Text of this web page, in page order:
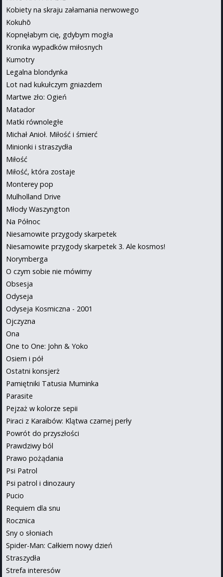
Kobiety na skraju załamania nerwowego
Kokuhō
Kopnęłabym cię, gdybym mogła
Kronika wypadków miłosnych
Kumotry
Legalna blondynka
Lot nad kukułczym gniazdem
Martwe zło: Ogień
Matador
Matki równoległe
Michał Anioł. Miłość i śmierć
Minionki i straszydła
Miłość
Miłość, która zostaje
Monterey pop
Mulholland Drive
Młody Waszyngton
Na Północ
Niesamowite przygody skarpetek
Niesamowite przygody skarpetek 3. Ale kosmos!
Norymberga
O czym sobie nie mówimy
Obsesja
Odyseja
Odyseja Kosmiczna - 2001
Ojczyzna
Ona
One to One: John & Yoko
Osiem i pół
Ostatni konsjerż
Pamiętniki Tatusia Muminka
Parasite
Pejzaż w kolorze sepii
Piraci z Karaibów: Klątwa czarnej perły
Powrót do przyszłości
Prawdziwy ból
Prawo pożądania
Psi Patrol
Psi patrol i dinozaury
Pucio
Requiem dla snu
Rocznica
Sny o słoniach
Spider-Man: Całkiem nowy dzień
Straszydła
Strefa interesów